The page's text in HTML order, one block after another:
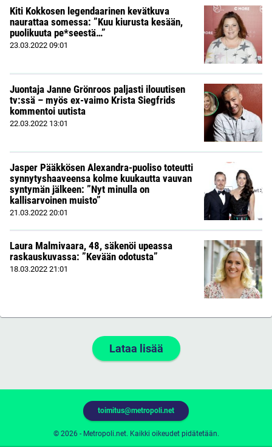
Kiti Kokkosen legendaarinen kevätkuva
naurattaa somessa: ”Kuu kiurusta kesään,
puolikuuta pe*seestä…”
23.03.2022 09:01
Juontaja Janne Grönroos paljasti ilouutisen
tv:ssä – myös ex-vaimo Krista Siegfrids
kommentoi uutista
22.03.2022 13:01
Jasper Pääkkösen Alexandra-puoliso toteutti
synnytyshaaveensa kolme kuukautta vauvan
syntymän jälkeen: ”Nyt minulla on
kallisarvoinen muisto”
21.03.2022 20:01
Laura Malmivaara, 48, säkenöi upeassa
raskauskuvassa: ”Kevään odotusta”
18.03.2022 21:01
Lataa lisää
© 2026 - Metropoli.net. Kaikki oikeudet pidätetään.
toimitus@metropoli.net